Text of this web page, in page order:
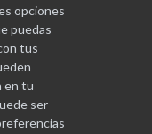
opciones
puedas
tus
en tu
ser